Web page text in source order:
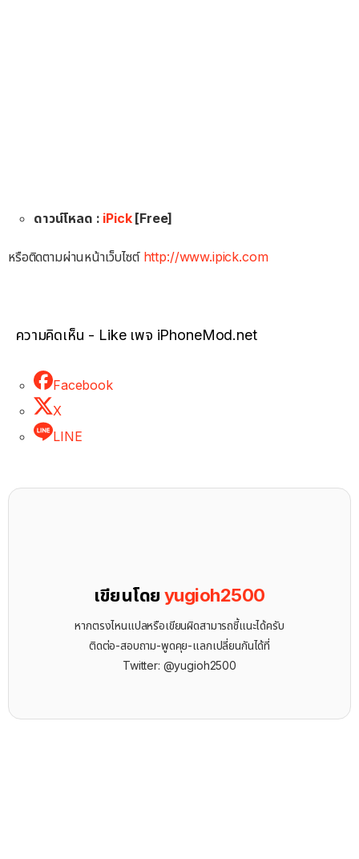
ดาวน์โหลด : iPick[Free]
หรือติดตามผ่านหน้าเว็บไซต์ http://www.ipick.com
ความคิดเห็น - Like เพจ iPhoneMod.net
Facebook
X
LINE
เขียนโดยyugioh2500
หากตรงไหนแปลหรือเขียนผิดสามารถชี้แนะได้ครับ
ติดต่อ-สอบถาม-พูดคุย-แลกเปลี่ยนกันได้ที่
Twitter: @yugioh2500